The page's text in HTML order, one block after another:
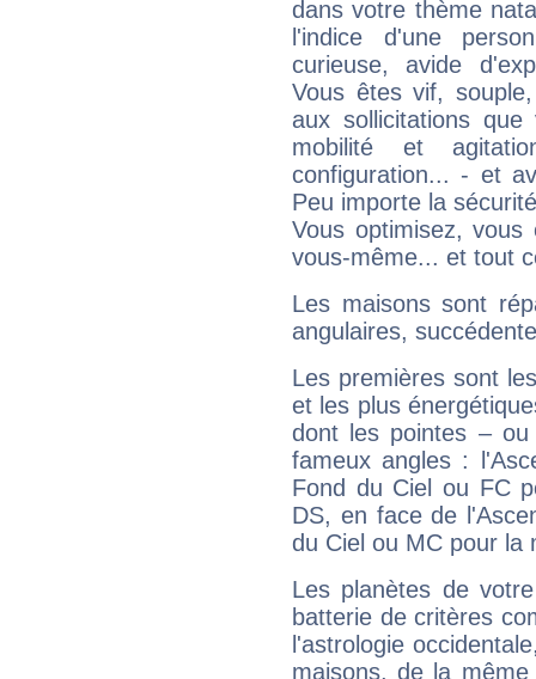
dans votre thème
l'indice d'une
curieuse, avide
Vous êtes vif,
aux sollicitations
mobilité et
configuration... - et
Peu importe la
Vous optimisez, vous
vous-même... et tout
Les maisons sont
angulaires,
Les premières sont
et les plus
dont les pointes –
fameux angles :
Fond du Ciel ou FC
DS, en face de
du Ciel ou MC pour la
Les planètes de
batterie de critères
l'astrologie
maisons, de la